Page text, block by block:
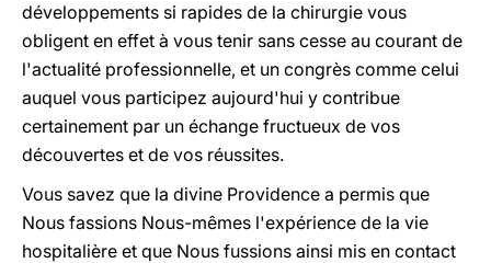
développements si rapides de la chirurgie vous
obligent en effet à vous tenir sans cesse au courant de
l'actualité professionnelle, et un congrès comme celui
auquel vous participez aujourd'hui y contribue
certainement par un échange fructueux de vos
découvertes et de vos réussites.
Vous savez que la divine Providence a permis que
Nous fassions Nous-mêmes l'expérience de la vie
hospitalière et que Nous fussions ainsi mis en contact